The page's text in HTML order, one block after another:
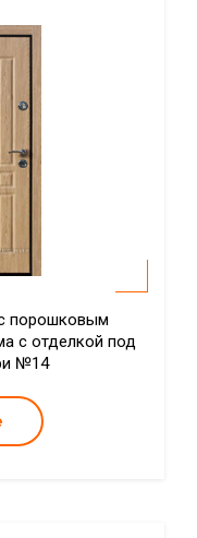
порошковым
с отделкой под
№14